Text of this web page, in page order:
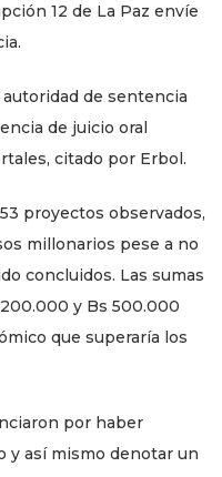
12 de La Paz envíe
autoridad de sentencia
de juicio oral
citado por Erbol.
proyectos observados,
millonarios pese a no
concluidos. Las sumas
y Bs 500.000
que superaría los
por haber
y así mismo denotar un